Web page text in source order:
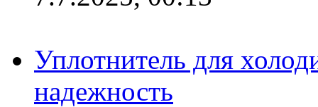
Уплотнитель для
надежность